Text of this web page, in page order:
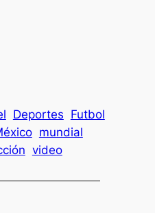
Deportes Futbol
mundial
video